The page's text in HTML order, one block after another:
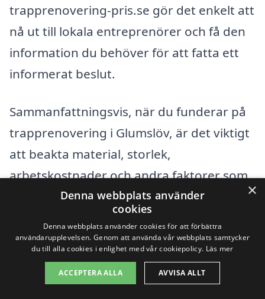
trapprenovering-pris.se gör det enkelt att
nå ut till lokala entreprenörer och få den
information du behöver för att fatta ett
informerat beslut.
Sammanfattningsvis, när du funderar på
trapprenovering i Glumslöv, är det viktigt
att beakta material, storlek,
arbetskostnader och andra faktorer som
kan påverka priset. Med rätt information
och förhållningssätt kan du hitta den
perfekta lösningen för din trappa.
Få 3 erbjudanden, gratis och utan
×
Denna webbplats använder
cookies
Denna webbplats använder cookies för att förbättra
användarupplevelsen. Genom att använda vår webbplats samtycker
du till alla cookies i enlighet med vår cookiepolicy. Läs mer
ACCEPTERA ALLA AVVISA ALLT